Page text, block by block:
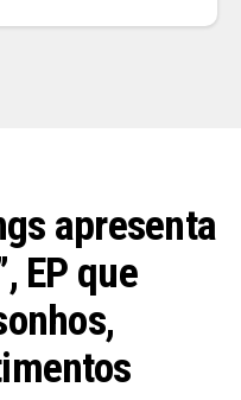
apresenta
EP que